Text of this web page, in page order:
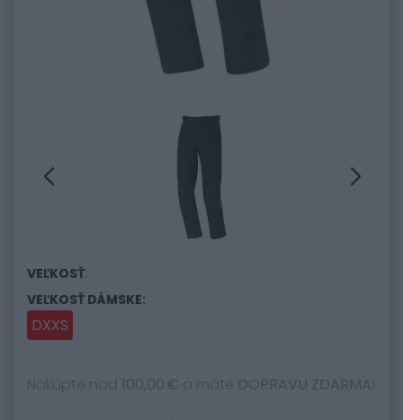
VEĽKOSŤ:
VEĽKOSŤ DÁMSKE:
DXXS
Nakúpte nad 100,00 € a máte DOPRAVU ZDARMA!